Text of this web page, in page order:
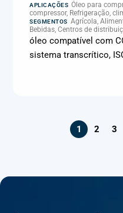
APLICAÇÕES Óleo para
compressor, Refrigeração,
SEGMENTOS Agrícola,
Bebidas, Centros de
Climatização e HVAC, Data
e latas, Energia (geração),
Frigoríficos e abate,
Metalmecânica, Metalurgia
manutenção industrial,
óleo compatível com
sistema transcrítico,
1 2 3